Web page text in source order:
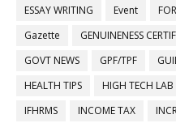
ESSAY WRITING
Event
Gazette
GENUINENESS
GOVT NEWS
GPF/TPF
HEALTH TIPS
HIGH TECH LAB
IFHRMS
INCOME TAX